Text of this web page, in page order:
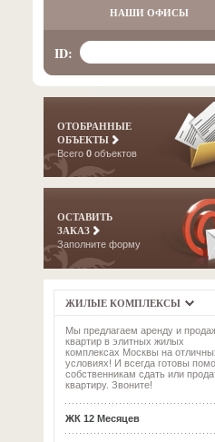
НАШИ ОФИСЫ
ID:
ОТОБРАННЫЕ
ОБЪЕКТЫ
Всего 0 объектов
ОСТАВИТЬ
ЗАКАЗ
Заполните форму
ЖИЛЫЕ КОМПЛЕКСЫ
Мы предлагаем аренду и
квартир в элитных жилых
комплексах Москвы на
условиях! И всегда готовы
собственникам сдать или
квартиру. Звоните!
ЖК 12 Месяцев